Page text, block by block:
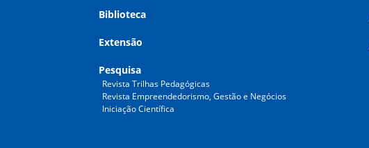
Biblioteca
Extensão
Pesquisa
Revista Trilhas Pedagógicas
Revista Empreendedorismo, Gestão e Negócios
Iniciação Científica